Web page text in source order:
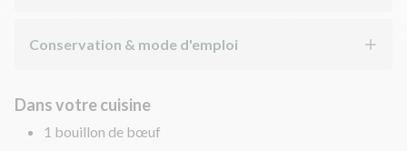
Conservation & mode d'emploi
Dans votre cuisine
1 bouillon de bœuf